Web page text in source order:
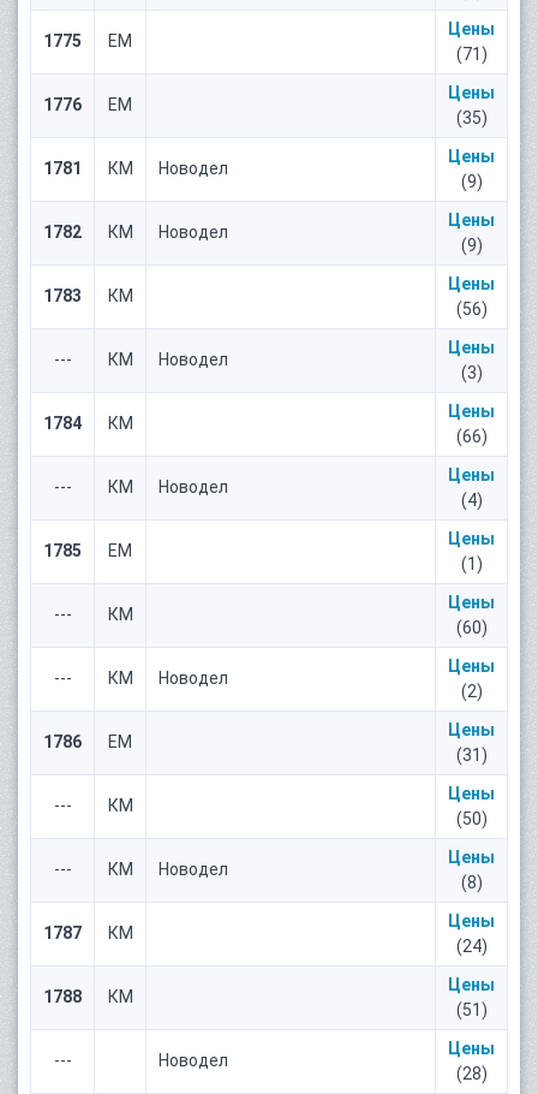
1775 ЕМ
Цены
(71)
1776 ЕМ
Цены
(35)
1781 КМ Новодел
Цены
(9)
1782 КМ Новодел
Цены
(9)
1783 КМ
Цены
(56)
--- КМ Новодел
Цены
(3)
1784 КМ
Цены
(66)
--- КМ Новодел
Цены
(4)
1785 ЕМ
Цены
(1)
--- КМ
Цены
(60)
--- КМ Новодел
Цены
(2)
1786 ЕМ
Цены
(31)
--- КМ
Цены
(50)
--- КМ Новодел
Цены
(8)
1787 КМ
Цены
(24)
1788 КМ
Цены
(51)
--- Новодел
Цены
(28)